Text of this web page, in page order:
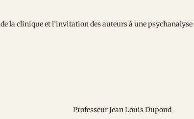
de la clinique et l’invitation des auteurs à une
Professeur Jean Louis Dupond